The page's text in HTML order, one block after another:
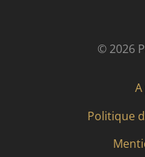
© 2026
Politique